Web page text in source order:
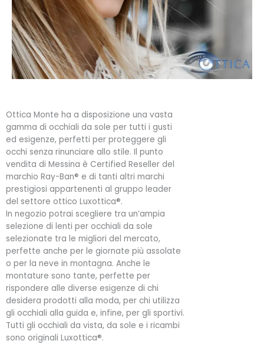
Ottica Monte ha a disposizione una vasta
gamma di occhiali da sole per tutti i gusti
ed esigenze, perfetti per proteggere gli
occhi senza rinunciare allo stile. Il punto
vendita di Messina è Certified Reseller del
marchio Ray-Ban® e di tanti altri marchi
prestigiosi appartenenti al gruppo leader
del settore ottico Luxottica®.
In negozio potrai scegliere tra un’ampia
selezione di lenti per occhiali da sole
selezionate tra le migliori del mercato,
perfette anche per le giornate più assolate
o per la neve in montagna. Anche le
montature sono tante, perfette per
rispondere alle diverse esigenze di chi
desidera prodotti alla moda, per chi utilizza
gli occhiali alla guida e, infine, per gli sportivi.
Tutti gli occhiali da vista, da sole e i ricambi
sono originali Luxottica®.